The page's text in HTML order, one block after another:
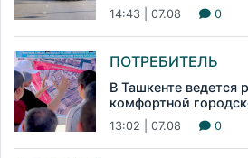
14:43 | 07.08 0
ПОТРЕБИТЕЛЬ
В Ташкенте ведется
комфортной
13:02 | 07.08 0